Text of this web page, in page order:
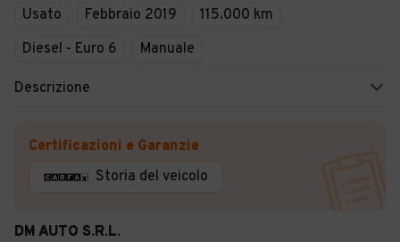
Usato Febbraio 2019
115.000 km
Diesel - Euro 6
Manuale
Descrizione
Certificazioni e Garanzie
Storia del veicolo
DM AUTO S.R.L.